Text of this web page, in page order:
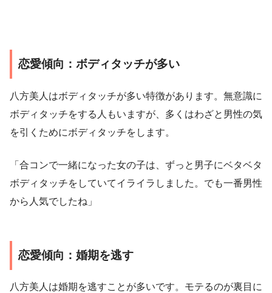
恋愛傾向：ボディタッチが多い
八方美人はボディタッチが多い特徴があります。無意識に
ボディタッチをする人もいますが、多くはわざと男性の気
を引くためにボディタッチをします。
「合コンで一緒になった女の子は、ずっと男子にベタベタ
ボディタッチをしていてイライラしました。でも一番男性
から人気でしたね」
恋愛傾向：婚期を逃す
八方美人は婚期を逃すことが多いです。モテるのが裏目に